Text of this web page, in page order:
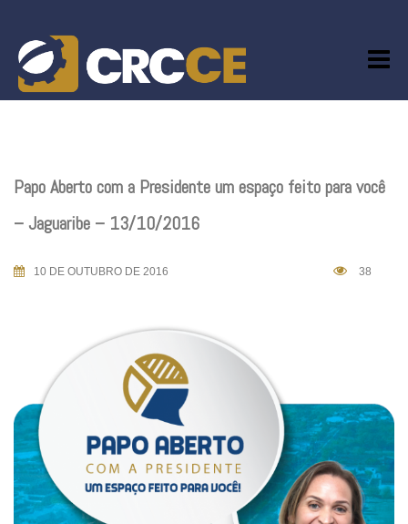
content
Papo Aberto com a Presidente um espaço feito para você
– Jaguaribe – 13/10/2016
10 DE OUTUBRO DE 2016 38